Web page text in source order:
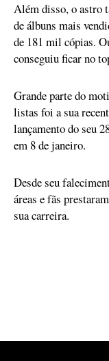
Além disso, o astro
de álbuns mais
de 181 mil cópias.
conseguiu ficar no
Grande parte do
listas foi a sua
lançamento do seu
em 8 de janeiro.
Desde seu
áreas e fãs
sua carreira.